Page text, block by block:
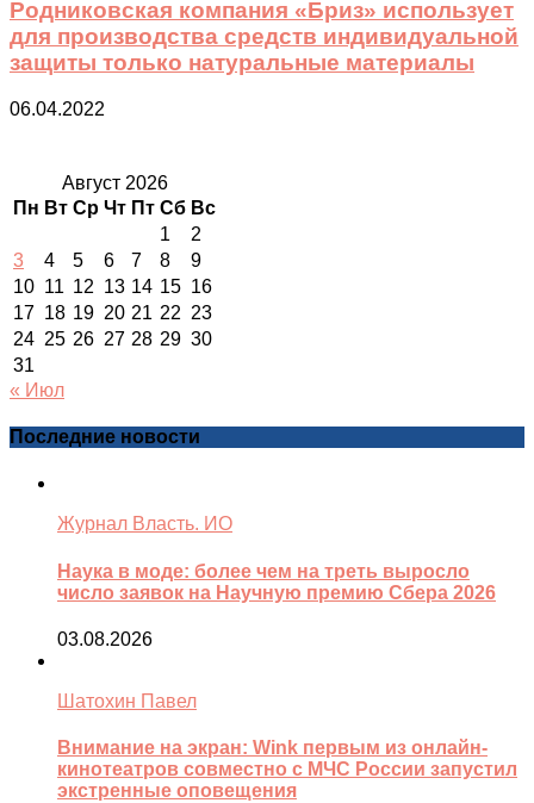
Родниковская компания «Бриз» использует
для производства средств индивидуальной
защиты только натуральные материалы
06.04.2022
Август 2026
Пн Вт Ср Чт Пт Сб Вс
1
2
3
4 5 6 7 8
9
10 11 12 13 14 15 16
17 18 19 20 21 22 23
24 25 26 27 28 29 30
31
« Июл
Последние новости
Журнал Власть. ИО
Наука в моде: более чем на треть выросло
число заявок на Научную премию Сбера 2026
03.08.2026
Шатохин Павел
Внимание на экран: Wink первым из онлайн-
кинотеатров совместно с МЧС России запустил
экстренные оповещения